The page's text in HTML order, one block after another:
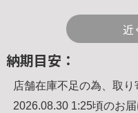
近
納期目安：
店舗在庫不足の為、取り
2026.08.30 1:25頃のお届